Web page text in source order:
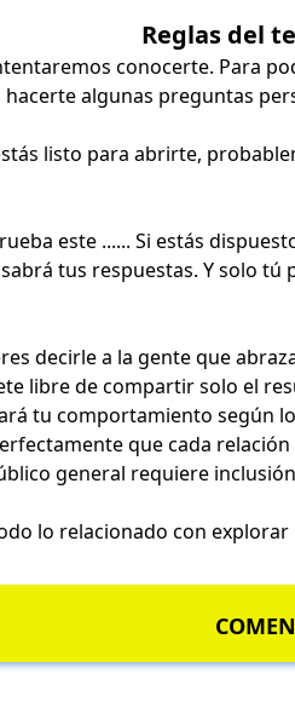
Reglas del
conocerte. Para
algunas preguntas
listo para abrirte,
este ...... Si estás
tus respuestas. Y solo
decirle a la gente que
libre de compartir solo el
tu comportamiento según
que cada
general requiere
lo relacionado con explorar